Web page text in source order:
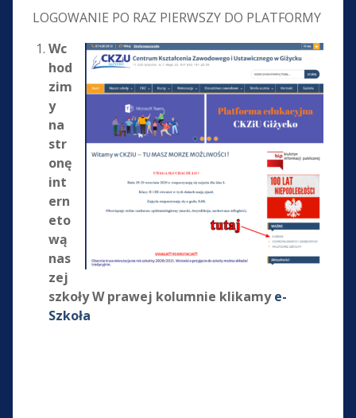
LOGOWANIE PO RAZ PIERWSZY DO PLATFORMY
Wc
hod
zim
y
na
str
onę
int
ern
eto
wą
nas
zej
szkoły W prawej kolumnie klikamye-
Szkoła